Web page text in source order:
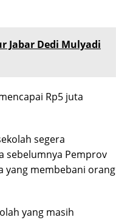
Jabar Dedi Mulyadi
Rp5 juta
segera
sebelumnya Pemprov
yang membebani orang
yang masih